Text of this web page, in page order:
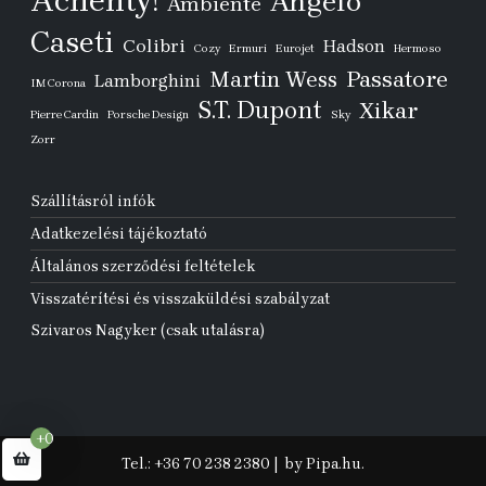
Caseti Colibri Cozy Ermuri Eurojet Hadson Hermoso
IM Corona Lamborghini Martin Wess Passatore
Pierre Cardin Porsche Design S.T. Dupont Sky Xikar
Zorr
Szállításról infók
Adatkezelési tájékoztató
Általános szerződési feltételek
Visszatérítési és visszaküldési szabályzat
Szivaros Nagyker (csak utalásra)
Tel.: +36 70 238 2380 by Pipa.hu.
+0